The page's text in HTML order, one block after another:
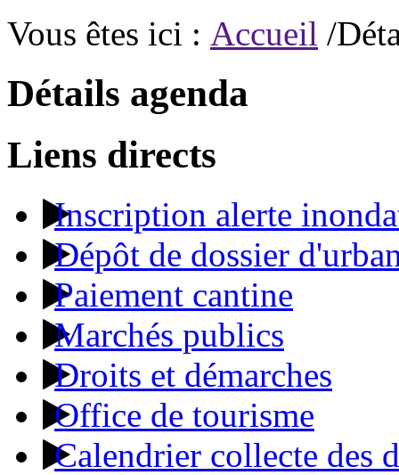
Vous êtes ici : Accueil /
Détails agenda
Liens directs
Inscription alerte
Dépôt de dossier
Paiement cantine
Marchés publics
Droits et démarches
Office de tourisme
Calendrier collecte des